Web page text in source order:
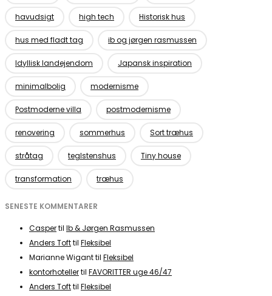
havudsigt high tech Historisk hus
hus med fladt tag ib og jørgen rasmussen
Idyllisk landejendom Japansk inspiration
minimalbolig modernisme
Postmoderne villa postmodernisme
renovering sommerhus Sort træhus
stråtag teglstenshus Tiny house
transformation træhus
SENESTE KOMMENTARER
Caspertil Ib & Jørgen Rasmussen
Anders Tofttil Fleksibel
Marianne Wiganttil Fleksibel
kontorhotellertil FAVORITTER uge 46/47
Anders Tofttil Fleksibel